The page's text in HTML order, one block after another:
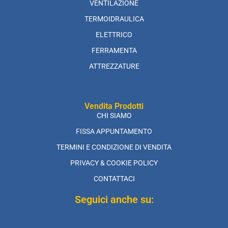
VENTILAZIONE
TERMOIDRAULICA
ELETTRICO
FERRAMENTA
ATTREZZATURE
Vendita Prodotti
CHI SIAMO
FISSA APPUNTAMENTO
TERMINI E CONDIZIONE DI VENDITA
PRIVACY & COOKIE POLICY
CONTATTACI
Seguici anche su: